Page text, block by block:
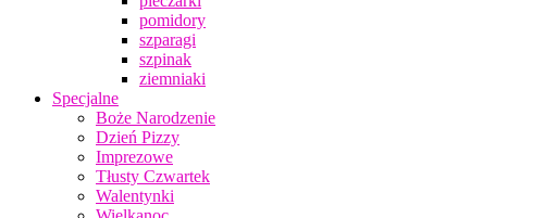
pomidory
szparagi
szpinak
ziemniaki
Specjalne
Boże Narodzenie
Dzień Pizzy
Imprezowe
Tłusty Czwartek
Walentynki